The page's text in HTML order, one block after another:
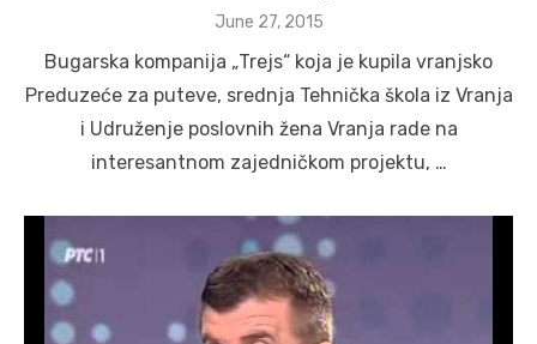
Posted
June 27, 2015
Bugarska kompanija „Trejs“ koja je kupila vranjsko
Preduzeće za puteve, srednja Tehnička škola iz Vranja
i Udruženje poslovnih žena Vranja rade na
interesantnom zajedničkom projektu, …